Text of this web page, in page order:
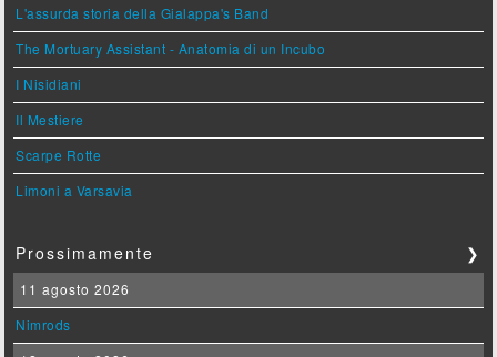
L'assurda storia della Gialappa's Band
The Mortuary Assistant - Anatomia di un Incubo
I Nisidiani
Il Mestiere
Scarpe Rotte
Limoni a Varsavia
Prossimamente ❯
11 agosto 2026
Nimrods